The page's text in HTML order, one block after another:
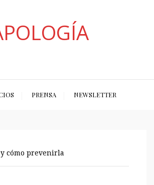
PRENSA NEWSLETTER
cómo prevenirla